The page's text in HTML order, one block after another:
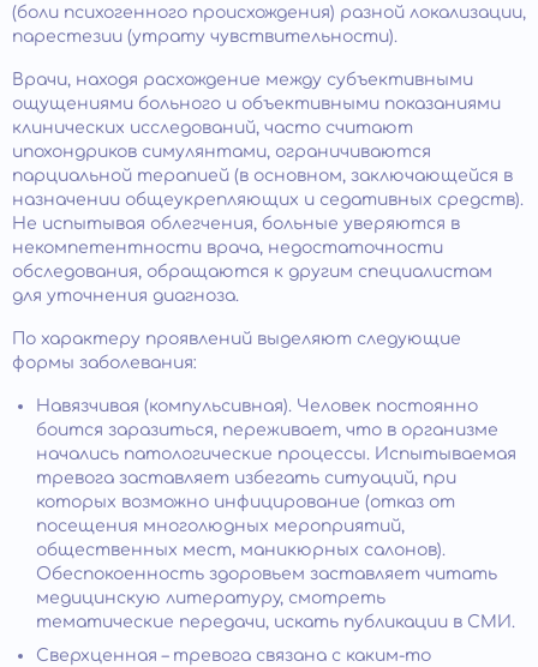
(боли психогенного происхождения) разной локализации,
парестезии (утрату чувствительности).
Врачи, находя расхождение между субъективными
ощущениями больного и объективными показаниями
клинических исследований, часто считают
ипохондриков симулянтами, ограничиваются
парциальной терапией (в основном, заключающейся в
назначении общеукрепляющих и седативных средств).
Не испытывая облегчения, больные уверяются в
некомпетентности врача, недостаточности
обследования, обращаются к другим специалистам
для уточнения диагноза.
По характеру проявлений выделяют следующие
формы заболевания:
Навязчивая (компульсивная). Человек постоянно
боится заразиться, переживает, что в организме
начались патологические процессы. Испытываемая
тревога заставляет избегать ситуаций, при
которых возможно инфицирование (отказ от
посещения многолюдных мероприятий,
общественных мест, маникюрных салонов).
Обеспокоенность здоровьем заставляет читать
медицинскую литературу, смотреть
тематические передачи, искать публикации в СМИ.
Сверхценная – тревога связана с каким-то